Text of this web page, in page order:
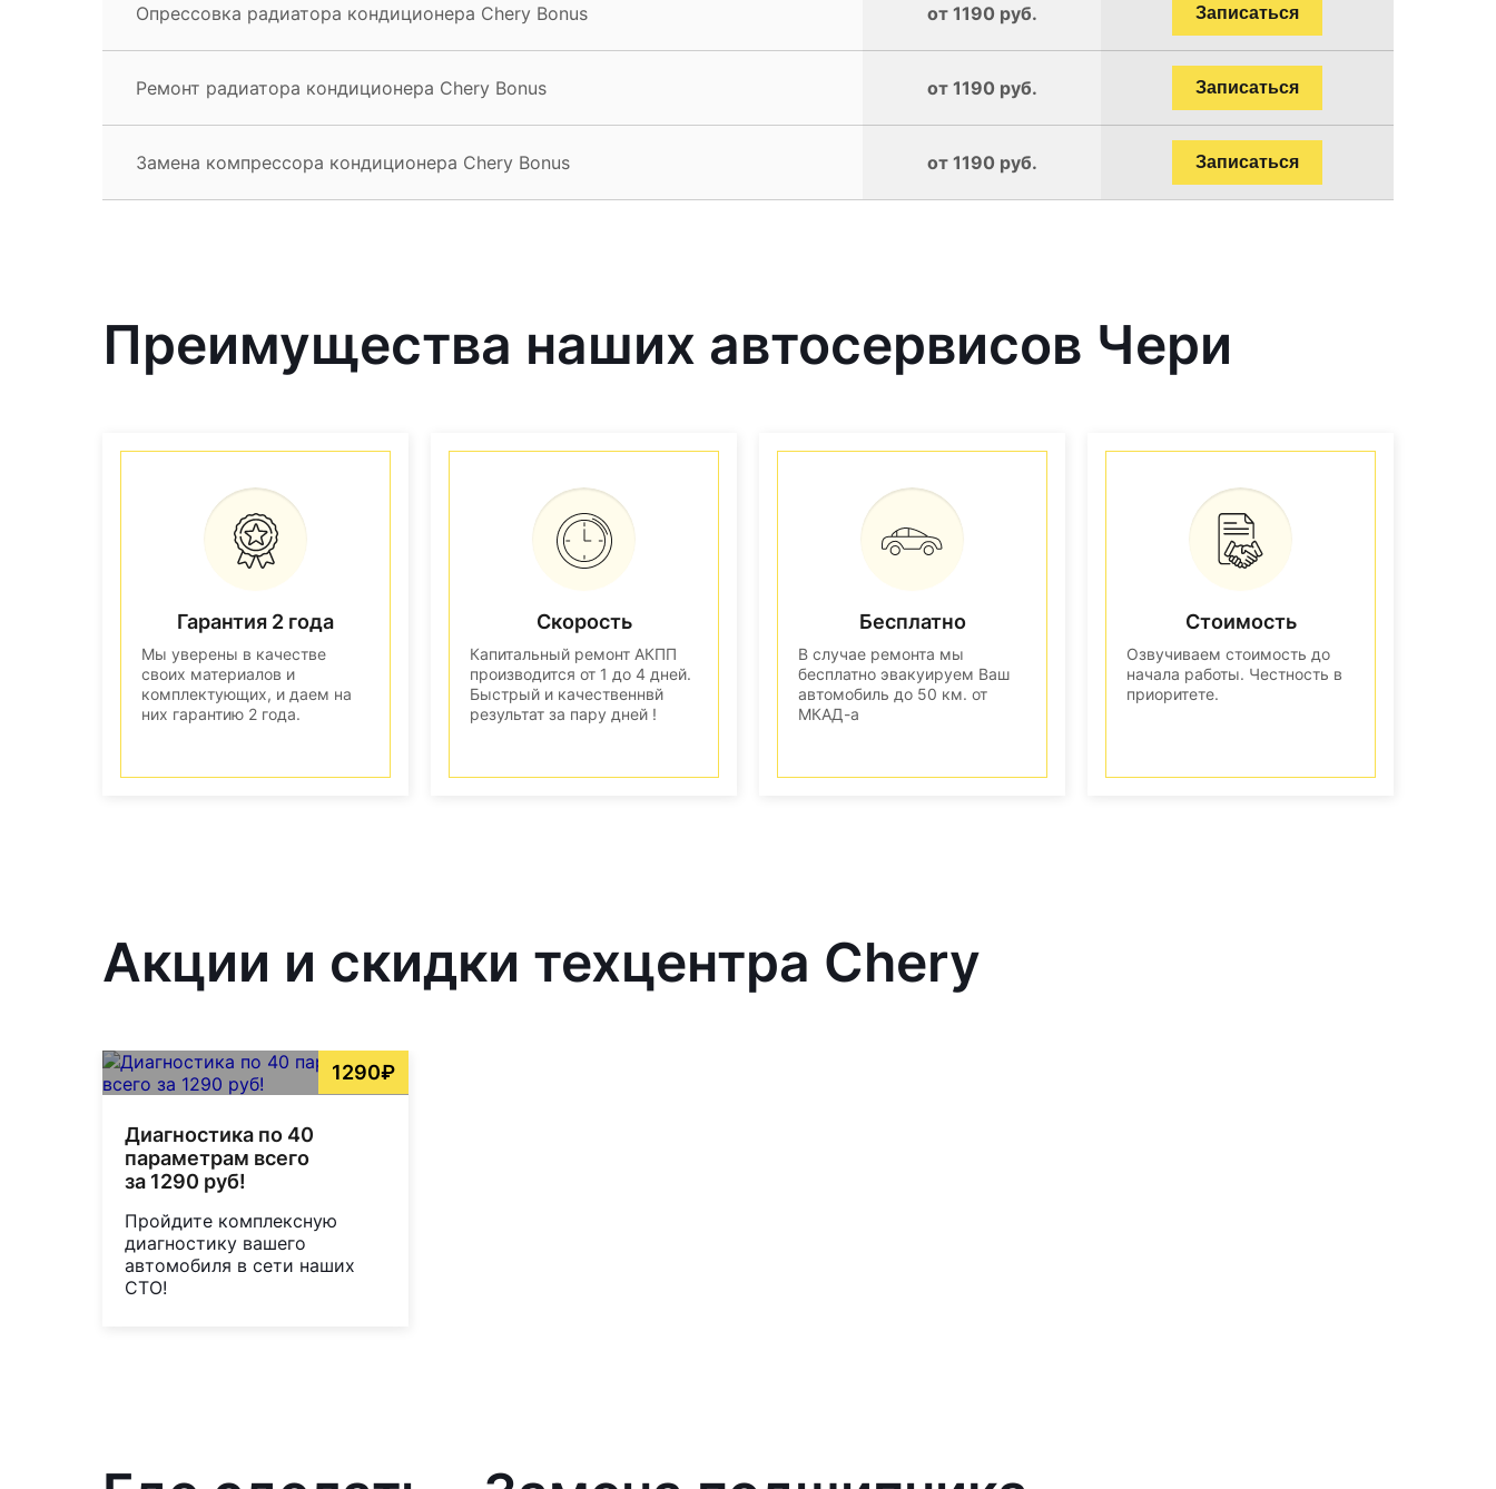
Опрессовка радиатора кондиционера Chery Bonus от 1190 руб. Записаться
Ремонт радиатора кондиционера Chery Bonus от 1190 руб. Записаться
Замена компрессора кондиционера Chery Bonus от 1190 руб. Записаться
Преимущества наших автосервисов Чери
Гарантия 2 года
Мы уверены в качестве
своих материалов и
комплектующих, и даем на
них гарантию 2 года.
Скорость
Капитальный ремонт АКПП
производится от 1 до 4 дней.
Быстрый и качественнвй
результат за пару дней !
Бесплатно
В случае ремонта мы
бесплатно эвакуируем Ваш
автомобиль до 50 км. от
МКАД-а
Стоимость
Озвучиваем стоимость до
начала работы. Честность в
приоритете.
Акции и скидки техцентра Chery
1290₽
Диагностика по 40
параметрам всего
за 1290 руб!
Пройдите комплексную
диагностику вашего
автомобиля в сети наших
СТО!